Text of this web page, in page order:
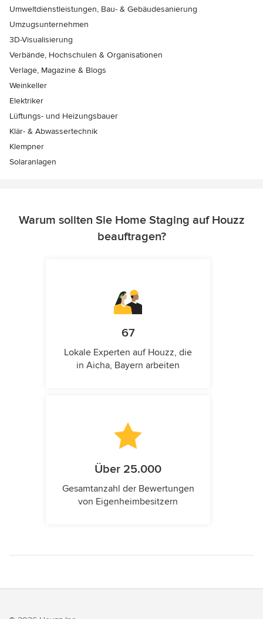
Umweltdienstleistungen, Bau- & Gebäudesanierung
Umzugsunternehmen
3D-Visualisierung
Verbände, Hochschulen & Organisationen
Verlage, Magazine & Blogs
Weinkeller
Elektriker
Lüftungs- und Heizungsbauer
Klär- & Abwassertechnik
Klempner
Solaranlagen
Warum sollten Sie Home Staging auf Houzz
beauftragen?
67
Lokale Experten auf Houzz, die
in Aicha, Bayern arbeiten
Über 25.000
Gesamtanzahl der Bewertungen
von Eigenheimbesitzern